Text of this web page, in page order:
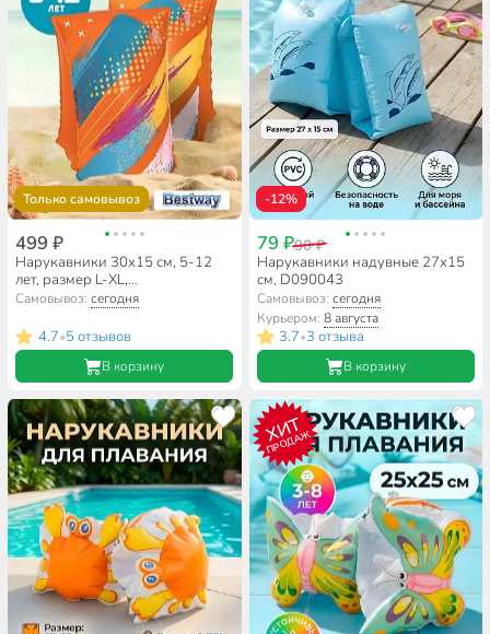
Только самовывоз
499 ₽
Нарукавники 30х15 см, 5-12
лет, размер L-XL,
двухкамерные, Bestway, 32274
Самовывоз:сегодня
4.7•5 отзывов
В корзину
-12%
79 ₽90 ₽
Нарукавники надувные 27х15
см, D090043
Самовывоз: сегодня
Курьером: 8 августа
3.7•3 отзыва
В корзину
ХИТ
ПРОДАЖ